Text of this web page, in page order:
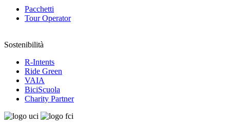
Pacchetti
Tour Operator
Sostenibilità
R-Intents
Ride Green
VAIA
BiciScuola
Charity Partner